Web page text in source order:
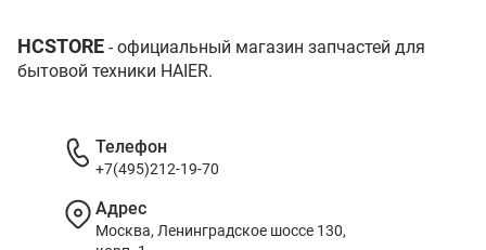
HCSTORE - официальный магазин запчастей для
бытовой техники HAIER.
Телефон
+7(495)212-19-70
Адрес
Москва, Ленинградское шоссе 130,